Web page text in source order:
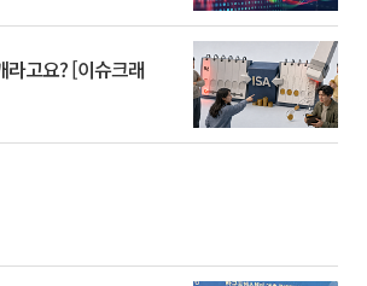
라고요? [이슈크래